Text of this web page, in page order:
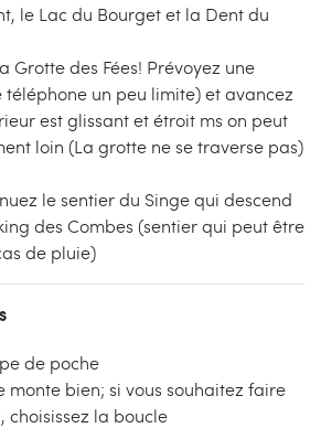
le Lac du Bourget et la Dent du
Grotte des Fées! Prévoyez une
un peu limite) et avancez
est glissant et étroit ms on peut
loin (La grotte ne se traverse pas)
le sentier du Singe qui descend
des Combes (sentier qui peut être
de pluie)
de poche
monte bien; si vous souhaitez faire
choisissez la boucle